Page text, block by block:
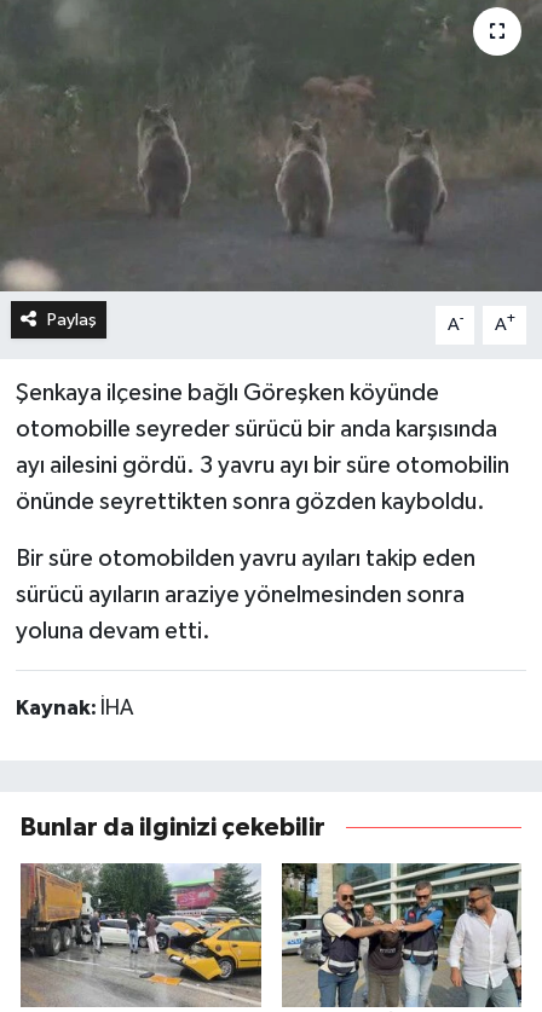
Paylaş A- A+
Şenkaya ilçesine bağlı Göreşken köyünde
otomobille seyreder sürücü bir anda karşısında
ayı ailesini gördü. 3 yavru ayı bir süre otomobilin
önünde seyrettikten sonra gözden kayboldu.
Bir süre otomobilden yavru ayıları takip eden
sürücü ayıların araziye yönelmesinden sonra
yoluna devam etti.
Kaynak: İHA
Bunlar da ilginizi çekebilir